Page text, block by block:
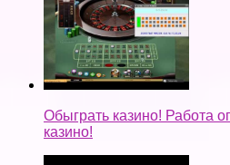
Обыграть казино! Работа
казино!